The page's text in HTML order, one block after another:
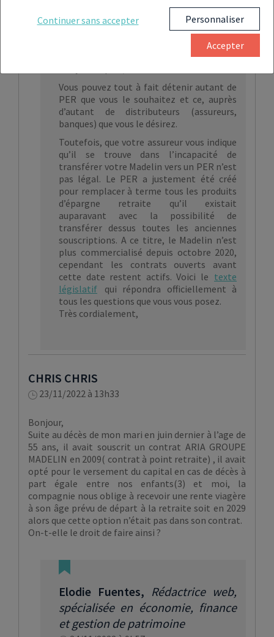
spécialisée en Economie, Finance
et Immobilier
Vous pouvez tout à fait détenir autant de
PER que vous le souhaitez et ce, auprès
d’autant de distributeurs (assureurs,
banques) que vous le désirez.
Toutefois, que votre assureur vous indique
qu’il se trouve dans l’incapacité de
transférer votre Madelin vers un PER n’est
pas légal. Le PER a justement été créé
pour remplacer à terme tous les produits
d’épargne retraite qu’il existait
auparavant avec la possibilité de
transférer dessus toutes les anciennes
souscriptions. A ce titre, le Madelin n’est
plus commercialisé depuis octobre 2020,
cependant les contrats ouverts avant
cette date restent actifs. Voici le texte
législatif qui répondra officiellement à
tous les questions que vous vous posez.
Très cordialement,
CHRIS CHRIS
23/11/2022 à 13h33
Bonjour,
Suite au décès de mon mari en juin dernier à l’age de
55 ans, il avait souscrit un contrat ARIA GROUPE
MADELIN en 2009( contrat à point retraite) , il avait
opté pour le versement du capital en cas de décès à
part égale entre nos enfants(3) et moi, la
compagnie nous oblige à recevoir une rente viagère
à son âge prévu de départ à la retraite soit en 2029
alors que cette option n’était pas dans son contrat.
On-t-elle le droit de faire ainsi ?
Elodie Fuentes, Rédactrice web,
spécialisée en économie, finance
et gestion de patrimoine
Continuer sans accepter Personnaliser
Accepter